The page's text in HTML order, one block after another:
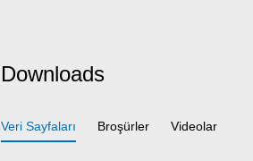
Downloads
Veri Sayfaları Broşürler Videolar